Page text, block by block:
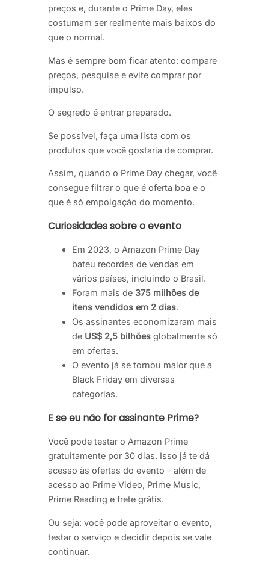
preços e, durante o Prime Day, eles
costumam ser realmente mais baixos do
que o normal.
Mas é sempre bom ficar atento: compare
preços, pesquise e evite comprar por
impulso.
O segredo é entrar preparado.
Se possível, faça uma lista com os
produtos que você gostaria de comprar.
Assim, quando o Prime Day chegar, você
consegue filtrar o que é oferta boa e o
que é só empolgação do momento.
Curiosidades sobre o evento
Em 2023, o Amazon Prime Day
bateu recordes de vendas em
vários países, incluindo o Brasil.
Foram mais de 375 milhões de
itens vendidos em 2 dias.
Os assinantes economizaram mais
de US$ 2,5 bilhões globalmente só
em ofertas.
O evento já se tornou maior que a
Black Friday em diversas
categorias.
E se eu não for assinante Prime?
Você pode testar o Amazon Prime
gratuitamente por 30 dias. Isso já te dá
acesso às ofertas do evento – além de
acesso ao Prime Video, Prime Music,
Prime Reading e frete grátis.
Ou seja: você pode aproveitar o evento,
testar o serviço e decidir depois se vale
continuar.